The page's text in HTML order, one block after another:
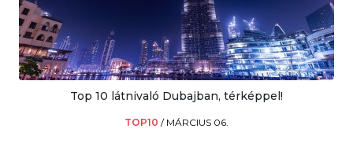
Top 10 látnivaló Dubajban, térképpel!
TOP10 / MÁRCIUS 06.